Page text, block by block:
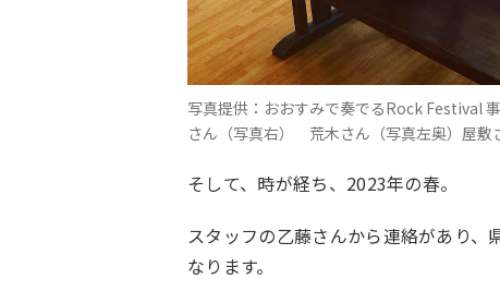
写真提供：おおすみで奏でるRock Festival
さん（写真右） 荒木さん（写真左奥）屋敷
そして、時が経ち、 2023年の春。
スタッフの乙藤さんから連絡があり
なります。